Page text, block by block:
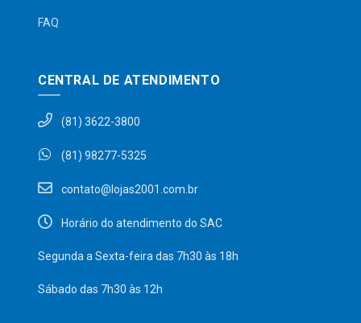
FAQ
CENTRAL DE ATENDIMENTO
(81) 3622-3800
(81) 98277-5325
contato@lojas2001.com.br
Horário do atendimento do SAC
Segunda a Sexta-feira das 7h30 às 18h
Sábado das 7h30 às 12h